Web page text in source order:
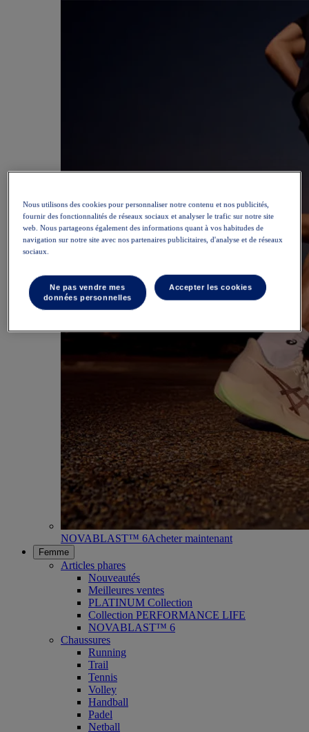
NOVABLAST™ 6Acheter maintenant
Femme
Articles phares
Nouveautés
Meilleures ventes
PLATINUM Collection
Collection PERFORMANCE LIFE
NOVABLAST™ 6
Chaussures
Running
Trail
Tennis
Volley
Handball
Padel
Netball
Nous utilisons des cookies pour personnaliser notre contenu et nos publicités,
fournir des fonctionnalités de réseaux sociaux et analyser le trafic sur notre site
web. Nous partageons également des informations quant à vos habitudes de
navigation sur notre site avec nos partenaires publicitaires, d'analyse et de réseaux
sociaux.
Ne pas vendre mes
données personnelles
Accepter les cookies